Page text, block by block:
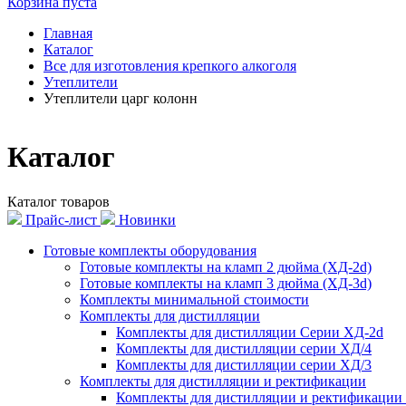
Главная
Каталог
Все для изготовления крепкого алкоголя
Утеплители
Утеплители царг колонн
Каталог
Каталог товаров
Прайс-лист
Новинки
Готовые комплекты оборудования
Готовые комплекты на кламп 2 дюйма (ХД-2d)
Готовые комплекты на кламп 3 дюйма (ХД-3d)
Комплекты минимальной стоимости
Комплекты для дистилляции
Комплекты для дистилляции Серии ХД-2d
Комплекты для дистилляции серии ХД/4
Комплекты для дистилляции серии ХД/3
Комплекты для дистилляции и ректификации
Комплекты для дистилляции и